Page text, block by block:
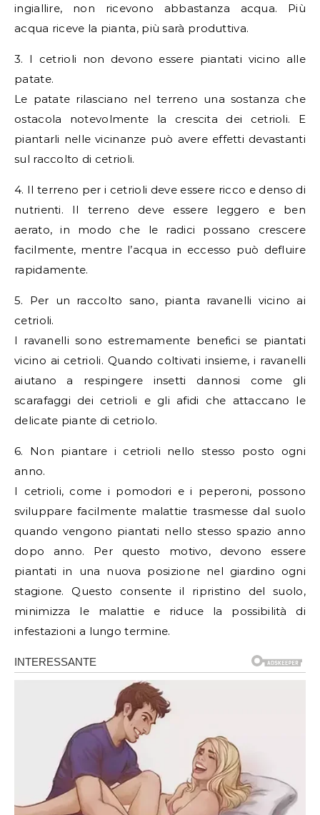
ingiallire, non ricevono abbastanza acqua. Più
acqua riceve la pianta, più sarà produttiva.
3. I cetrioli non devono essere piantati vicino alle
patate.
Le patate rilasciano nel terreno una sostanza che
ostacola notevolmente la crescita dei cetrioli. E
piantarli nelle vicinanze può avere effetti devastanti
sul raccolto di cetrioli.
4. Il terreno per i cetrioli deve essere ricco e denso di
nutrienti. Il terreno deve essere leggero e ben
aerato, in modo che le radici possano crescere
facilmente, mentre l’acqua in eccesso può defluire
rapidamente.
5. Per un raccolto sano, pianta ravanelli vicino ai
cetrioli.
I ravanelli sono estremamente benefici se piantati
vicino ai cetrioli. Quando coltivati insieme, i ravanelli
aiutano a respingere insetti dannosi come gli
scarafaggi dei cetrioli e gli afidi che attaccano le
delicate piante di cetriolo.
6. Non piantare i cetrioli nello stesso posto ogni
anno.
I cetrioli, come i pomodori e i peperoni, possono
sviluppare facilmente malattie trasmesse dal suolo
quando vengono piantati nello stesso spazio anno
dopo anno. Per questo motivo, devono essere
piantati in una nuova posizione nel giardino ogni
stagione. Questo consente il ripristino del suolo,
minimizza le malattie e riduce la possibilità di
infestazioni a lungo termine.